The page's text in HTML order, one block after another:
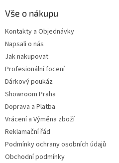
Vše o nákupu
Kontakty a Objednávky
Napsali o nás
Jak nakupovat
Profesionální focení
Dárkový poukáz
Showroom Praha
Doprava a Platba
Vrácení a Výměna zboží
Reklamační řád
Podmínky ochrany osobních údajů
Obchodní podmínky